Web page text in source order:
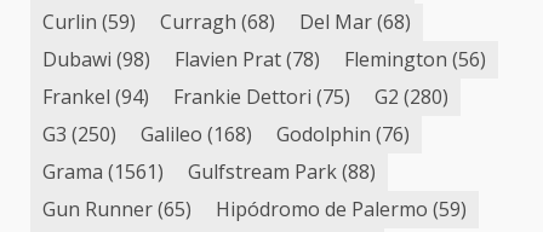
Curlin (59) Curragh (68) Del Mar(68)
Dubawi (98) Flavien Prat(78) Flemington (56)
Frankel (94) Frankie Dettori (75) G2 (280)
G3 (250) Galileo (168) Godolphin (76)
Grama (1561) Gulfstream Park(88)
Gun Runner(65) Hipódromo de Palermo (59)